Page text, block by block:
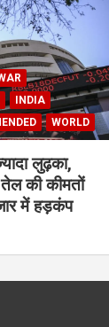
INDIA
WORLD
लुढ़का,
की कीमतों
में हड़कंप